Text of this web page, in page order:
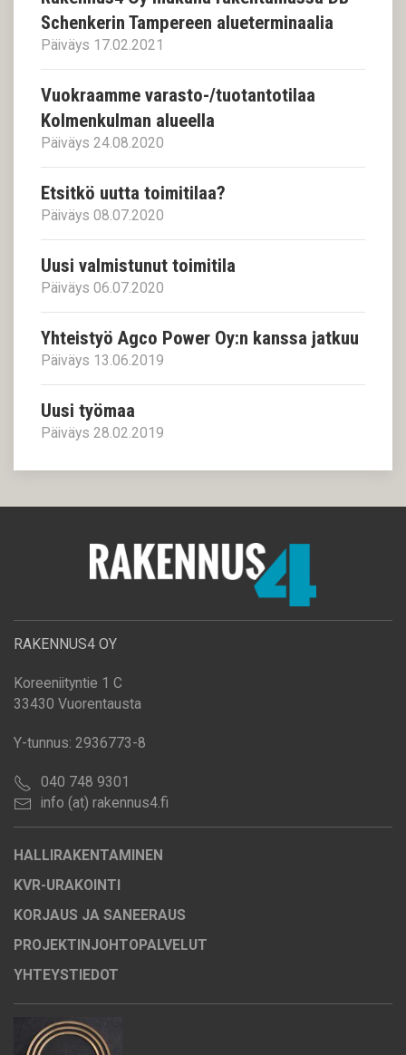
Schenkerin Tampereen alueterminaalia
Päiväys 17.02.2021
Vuokraamme varasto-/tuotantotilaa
Kolmenkulman alueella
Päiväys 24.08.2020
Etsitkö uutta toimitilaa?
Päiväys 08.07.2020
Uusi valmistunut toimitila
Päiväys 06.07.2020
Yhteistyö Agco Power Oy:n kanssa jatkuu
Päiväys 13.06.2019
Uusi työmaa
Päiväys 28.02.2019
RAKENNUS4 OY
Koreeniityntie 1 C
33430 Vuorentausta
Y-tunnus: 2936773-8
040 748 9301
info (at) rakennus4.fi
HALLIRAKENTAMINEN
KVR-URAKOINTI
KORJAUS JA SANEERAUS
PROJEKTINJOHTOPALVELUT
YHTEYSTIEDOT